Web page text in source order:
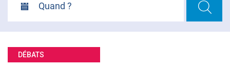
MON PANIER CONNEXION
Quand ?
DÉBATS